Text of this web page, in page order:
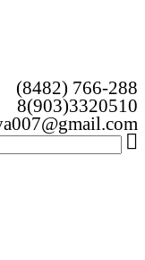
(8482) 766-288
8(903)3320510